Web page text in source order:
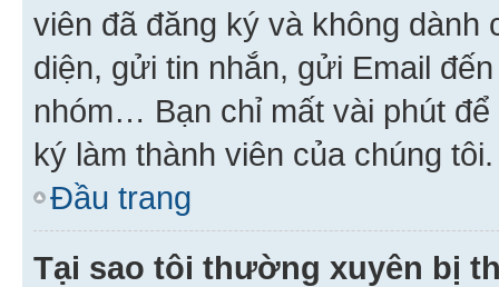
viên đã đăng ký và không
diện, gửi tin nhắn, gửi Email
nhóm… Bạn chỉ mất vài phút
ký làm thành viên của chúng tôi.
Đầu trang
Tại sao tôi thường xuyên bị